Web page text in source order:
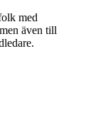
med
även till